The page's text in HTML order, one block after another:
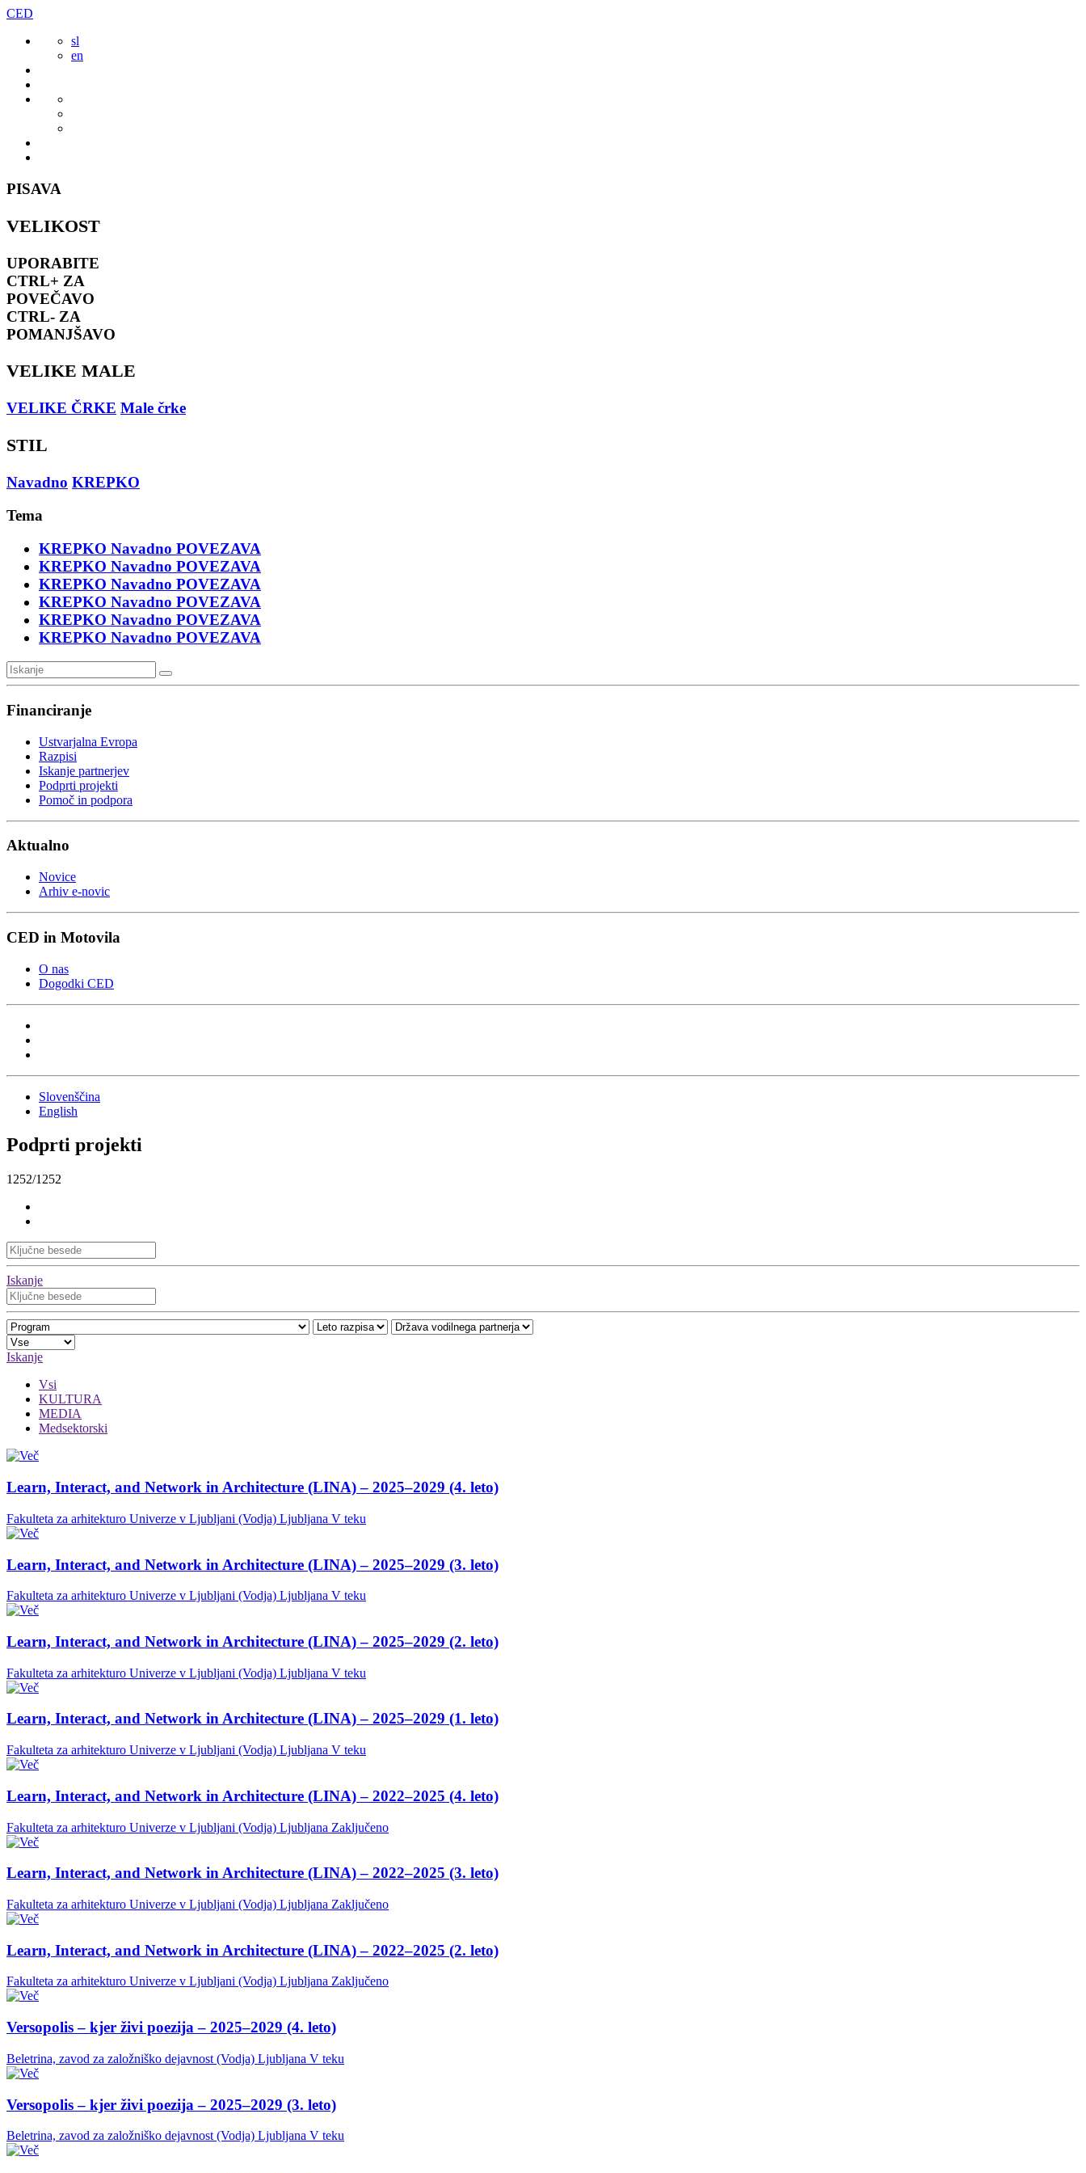
Preskoči
vsebine
CED
sl
en
PISAVA
VELIKOST
UPORABITE
CTRL+ ZA
POVEČAVO
CTRL- ZA
POMANJŠAVO
VELIKE MALE
VELIKE ČRKE Male črke
STIL
Navadno KREPKO
Tema
KREPKO Navadno POVEZAVA
KREPKO Navadno POVEZAVA
KREPKO Navadno POVEZAVA
KREPKO Navadno POVEZAVA
KREPKO Navadno POVEZAVA
KREPKO Navadno POVEZAVA
Financiranje
Ustvarjalna Evropa
Razpisi
Iskanje partnerjev
Podprti projekti
Pomoč in podpora
Aktualno
Novice
Arhiv e-novic
CED in Motovila
O nas
Dogodki CED
Slovenščina
English
Podprti projekti
1252/1252
Iskanje
Iskanje
Vsi
KULTURA
MEDIA
Medsektorski
Learn, Interact, and Network in Architecture (LINA) – 2025–2029 (4. leto)
Fakulteta za arhitekturo Univerze v Ljubljani (Vodja) Ljubljana V teku
Learn, Interact, and Network in Architecture (LINA) – 2025–2029 (3. leto)
Fakulteta za arhitekturo Univerze v Ljubljani (Vodja) Ljubljana V teku
Learn, Interact, and Network in Architecture (LINA) – 2025–2029 (2. leto)
Fakulteta za arhitekturo Univerze v Ljubljani (Vodja) Ljubljana V teku
Learn, Interact, and Network in Architecture (LINA) – 2025–2029 (1. leto)
Fakulteta za arhitekturo Univerze v Ljubljani (Vodja) Ljubljana V teku
Learn, Interact, and Network in Architecture (LINA) – 2022–2025 (4. leto)
Fakulteta za arhitekturo Univerze v Ljubljani (Vodja) Ljubljana Zaključeno
Learn, Interact, and Network in Architecture (LINA) – 2022–2025 (3. leto)
Fakulteta za arhitekturo Univerze v Ljubljani (Vodja) Ljubljana Zaključeno
Learn, Interact, and Network in Architecture (LINA) – 2022–2025 (2. leto)
Fakulteta za arhitekturo Univerze v Ljubljani (Vodja) Ljubljana Zaključeno
Versopolis – kjer živi poezija – 2025–2029 (4. leto)
Beletrina, zavod za založniško dejavnost (Vodja) Ljubljana V teku
Versopolis – kjer živi poezija – 2025–2029 (3. leto)
Beletrina, zavod za založniško dejavnost (Vodja) Ljubljana V teku